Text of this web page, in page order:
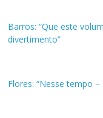
Barros: “Que este
divertimento”
Flores: “Nesse tempo